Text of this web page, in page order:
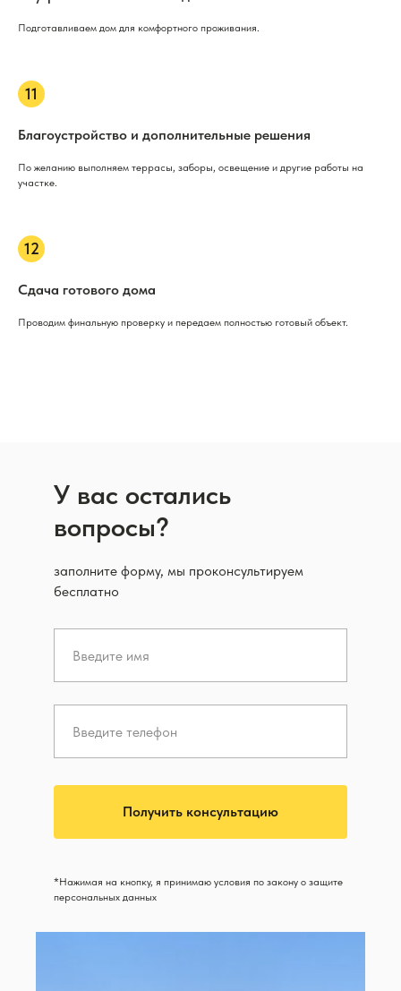
Подготавливаем дом для комфортного проживания.
Благоустройство и дополнительные решения
По желанию выполняем террасы, заборы, освещение и другие работы на
участке.
Сдача готового дома
Проводим финальную проверку и передаем полностью готовый объект.
У вас остались
вопросы?
заполните форму, мы проконсультируем
бесплатно
Получить консультацию
*Нажимая на кнопку, я принимаю условия по закону о защите
персональных данных